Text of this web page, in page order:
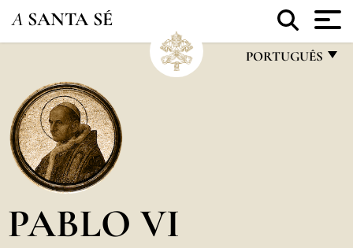
A SANTA SÉ
PORTUGUÊS
PABLO VI